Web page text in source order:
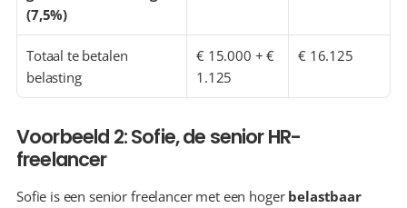
(7,5%)
Totaal te betalen
belasting
€ 15.000 + €
1.125
€ 16.125
Voorbeeld 2: Sofie, de senior HR-
freelancer
Sofie is een senior freelancer met een hoger belastbaar